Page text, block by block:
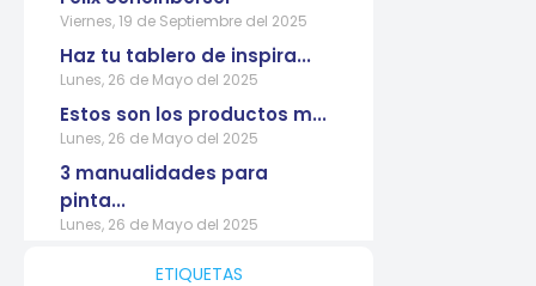
Viernes, 19 de Septiembre del 2025
Haz tu tablero de inspira...
Lunes, 26 de Mayo del 2025
Estos son los productos m...
Lunes, 26 de Mayo del 2025
3 manualidades para
pinta...
Lunes, 26 de Mayo del 2025
ETIQUETAS